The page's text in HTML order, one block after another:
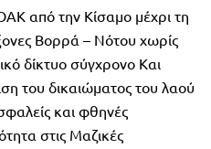
από την Κίσαμο μέχρι τη
Βορρά – Νότου χωρίς
δίκτυο σύγχρονο Και
του δικαιώματος του λαού
και φθηνές
στις Μαζικές